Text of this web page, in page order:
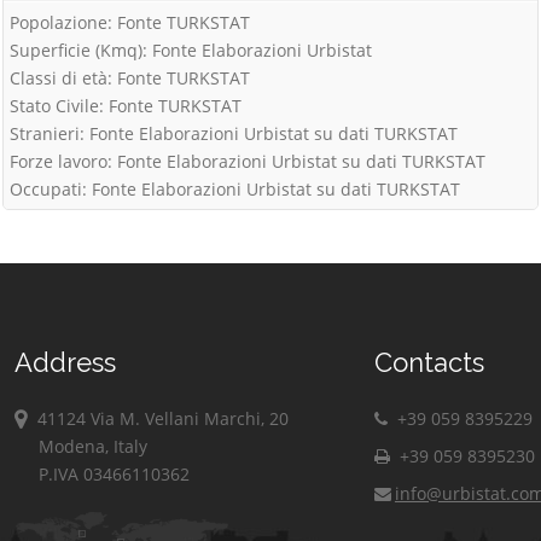
Popolazione: Fonte TURKSTAT
Superficie (Kmq): Fonte Elaborazioni Urbistat
Classi di età: Fonte TURKSTAT
Stato Civile: Fonte TURKSTAT
Stranieri: Fonte Elaborazioni Urbistat su dati TURKSTAT
Forze lavoro: Fonte Elaborazioni Urbistat su dati TURKSTAT
Occupati: Fonte Elaborazioni Urbistat su dati TURKSTAT
Address
41124 Via M. Vellani Marchi, 20
Modena, Italy
P.IVA 03466110362
Contacts
+39 059 8395229
+39 059 8395230